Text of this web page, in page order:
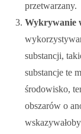
przetwarzany.
Wykrywanie
substancji,
substancje te
środowisko,
obszarów o